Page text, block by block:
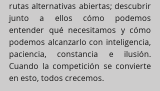
rutas alternativas abiertas; descubrir
junto a ellos cómo podemos
entender qué necesitamos y cómo
podemos alcanzarlo con inteligencia,
paciencia, constancia e ilusión.
Cuando la competición se convierte
en esto, todos crecemos.